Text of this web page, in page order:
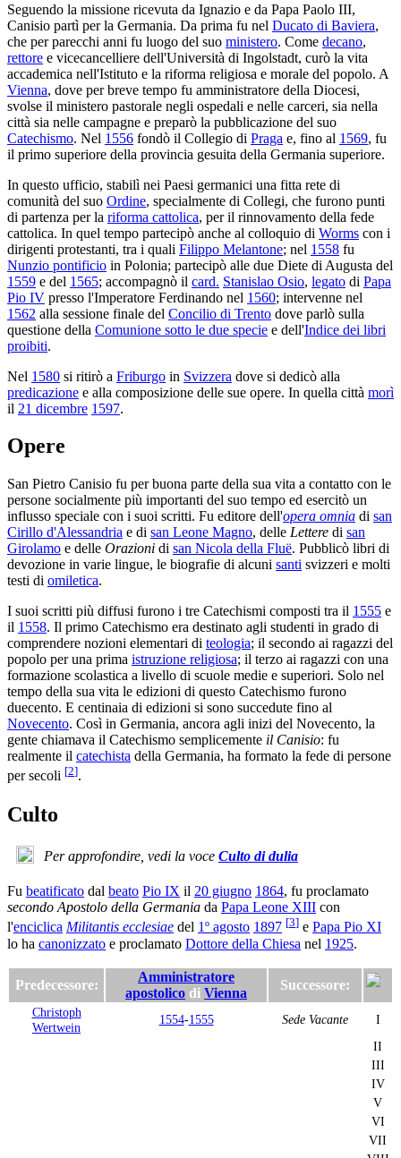
Seguendo la missione ricevuta da Ignazio e da Papa Paolo III,
Canisio partì per la Germania. Da prima fu nel Ducato di Baviera,
che per parecchi anni fu luogo del suo ministero. Come decano,
rettore e vicecancelliere dell'Università di Ingolstadt, curò la vita
accademica nell'Istituto e la riforma religiosa e morale del popolo. A
Vienna, dove per breve tempo fu amministratore della Diocesi,
svolse il ministero pastorale negli ospedali e nelle carceri, sia nella
città sia nelle campagne e preparò la pubblicazione del suo
Catechismo. Nel 1556 fondò il Collegio di Praga e, fino al 1569, fu
il primo superiore della provincia gesuita della Germania superiore.
In questo ufficio, stabilì nei Paesi germanici una fitta rete di
comunità del suo Ordine, specialmente di Collegi, che furono punti
di partenza per la riforma cattolica, per il rinnovamento della fede
cattolica. In quel tempo partecipò anche al colloquio di Worms con i
dirigenti protestanti, tra i quali Filippo Melantone; nel 1558 fu
Nunzio pontificio in Polonia; partecipò alle due Diete di Augusta del
1559 e del 1565; accompagnò il card. Stanislao Osio, legato di Papa
Pio IV presso l'Imperatore Ferdinando nel 1560; intervenne nel
1562 alla sessione finale del Concilio di Trento dove parlò sulla
questione della Comunione sotto le due specie e dell'Indice dei libri
proibiti.
Nel 1580 si ritirò a Friburgo in Svizzera dove si dedicò alla
predicazione e alla composizione delle sue opere. In quella città morì
il 21 dicembre 1597.
Opere
San Pietro Canisio fu per buona parte della sua vita a contatto con le
persone socialmente più importanti del suo tempo ed esercitò un
influsso speciale con i suoi scritti. Fu editore dell'opera omnia di san
Cirillo d'Alessandria e di san Leone Magno, delle Lettere di san
Girolamo e delle Orazioni di san Nicola della Fluë. Pubblicò libri di
devozione in varie lingue, le biografie di alcuni santi svizzeri e molti
testi di omiletica.
I suoi scritti più diffusi furono i tre Catechismi composti tra il 1555 e
il 1558. Il primo Catechismo era destinato agli studenti in grado di
comprendere nozioni elementari di teologia; il secondo ai ragazzi del
popolo per una prima istruzione religiosa; il terzo ai ragazzi con una
formazione scolastica a livello di scuole medie e superiori. Solo nel
tempo della sua vita le edizioni di questo Catechismo furono
duecento. E centinaia di edizioni si sono succedute fino al
Novecento. Così in Germania, ancora agli inizi del Novecento, la
gente chiamava il Catechismo semplicemente il Canisio: fu
realmente il catechista della Germania, ha formato la fede di persone
per secoli [2].
Culto
Per approfondire, vedi la voce Culto di dulia
Fu beatificato dal beato Pio IX il 20 giugno 1864, fu proclamato
secondo Apostolo della Germania da Papa Leone XIII con
l'enciclica Militantis ecclesiae del 1º agosto 1897 [3] e Papa Pio XI
lo ha canonizzato e proclamato Dottore della Chiesa nel 1925.
Predecessore:
Amministratore
apostolico di Vienna
Successore:
Christoph
Wertwein
1554-1555 Sede Vacante
I
II
III
IV
V
VI
VII